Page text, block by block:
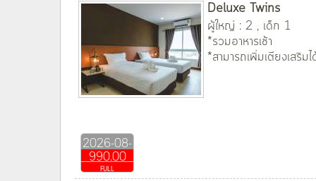
Deluxe Twins
ผู้ใหญ่ : 2 , เด็ก 1
*รวมอาหารเช้า
*สามารถเพิ่มเตียงเสริม
2026-08-
08
990.00
FULL